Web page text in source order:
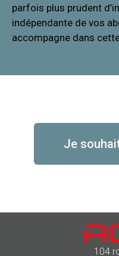
parfois plus prudent
indépendante de vos
accompagne dans
Je
104